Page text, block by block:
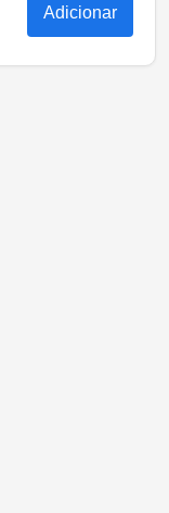
Adicionar